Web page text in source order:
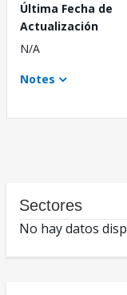
Última Fecha de
Actualización
N/A
Notes
Sectores
No hay datos